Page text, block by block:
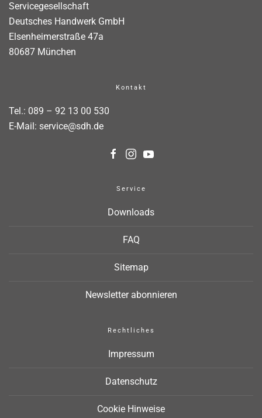
Servicegesellschaft
Deutsches Handwerk GmbH
Elsenheimerstraße 47a
80687 München
Kontakt
Tel.: 089 – 92 13 00 530
E-Mail: service@sdh.de
Service
Downloads
FAQ
Sitemap
Newsletter abonnieren
Rechtliches
Impressum
Datenschutz
Cookie Hinweise